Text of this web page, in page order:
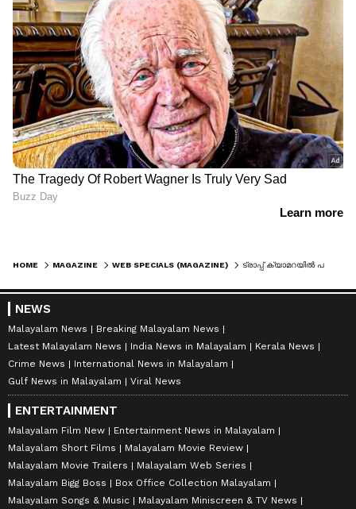
HOME MAGAZINE WEB SPECIALS (MAGAZINE)
NEWS
Malayalam News
Breaking Malayalam News
Latest Malayalam News
India News in Malayalam
Kerala News
Crime News
International News in Malayalam
Gulf News in Malayalam
Viral News
ENTERTAINMENT
Malayalam Film New
Entertainment News in Malayalam
Malayalam Short Films
Malayalam Movie Review
Malayalam Movie Trailers
Malayalam Web Series
Malayalam Bigg Boss
Box Office Collection Malayalam
Malayalam Songs & Music
Malayalam Miniscreen & TV News